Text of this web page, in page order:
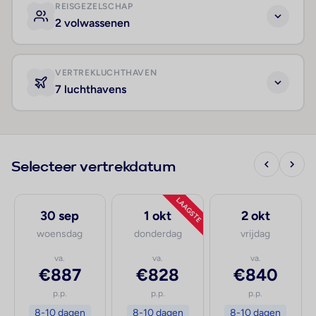
REISGEZELSCHAP
2 volwassenen
VERTREKLUCHTHAVEN
7 luchthavens
Selecteer vertrekdatum
30 sep
woensdag
va.
€887
p.p.
8-10 dagen
LAAGSTE
1 okt
donderdag
va.
€828
p.p.
8-10 dagen
2 okt
vrijdag
va.
€840
p.p.
8-10 dagen